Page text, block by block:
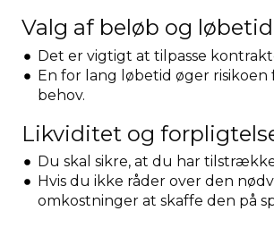
Valg af beløb og løbetid
Det er vigtigt at tilpasse
En for lang løbetid øger
behov.
Likviditet og
Du skal sikre, at du har
Hvis du ikke råder over den
omkostninger at skaffe den på